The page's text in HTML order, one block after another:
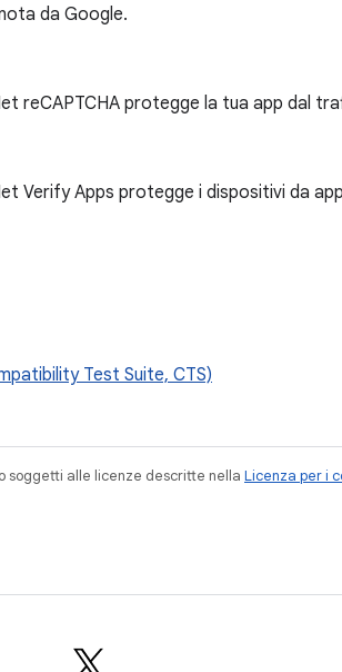
da Google.
reCAPTCHA protegge la tua app dal
Verify Apps protegge i dispositivi da
Test Suite, CTS)
soggetti alle licenze descritte nella Licenza per i